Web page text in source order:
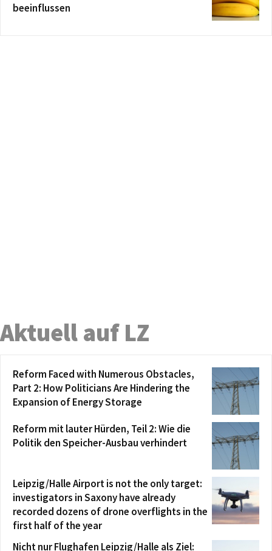
beeinflussen
Aktuell auf LZ
Reform Faced with Numerous Obstacles,
Part 2: How Politicians Are Hindering the
Expansion of Energy Storage
Reform mit lauter Hürden, Teil 2: Wie die
Politik den Speicher-Ausbau verhindert
Leipzig/Halle Airport is not the only target:
investigators in Saxony have already
recorded dozens of drone overflights in the
first half of the year
Nicht nur Flughafen Leipzig/Halle als Ziel: